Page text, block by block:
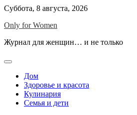
Skip
content
Суббота, 8 августа, 2026
Only for Women
Журнал для женщин… и не только
Дом
Здоровье и красота
Кулинария
Семья и дети